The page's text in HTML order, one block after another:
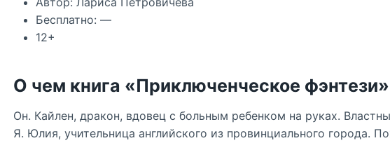
Бесплатно: —
12+
О чем книга «Приключенческое фэнтези»
Он. Кайлен, дракон, вдовец с больным ребенком на руках.
Я. Юлия, учительница английского из провинциального города.